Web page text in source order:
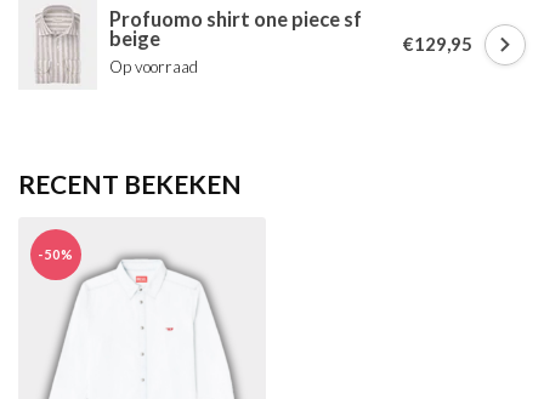
Profuomo shirt one piece sf
beige
Op voorraad
€129,95
RECENT BEKEKEN
-50%